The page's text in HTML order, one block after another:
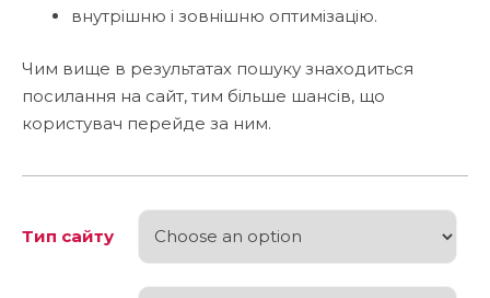
внутрішню і зовнішню оптимізацію.
Чим вище в результатах пошуку знаходиться
посилання на сайт, тим більше шансів, що
користувач перейде за ним.
Тип сайту